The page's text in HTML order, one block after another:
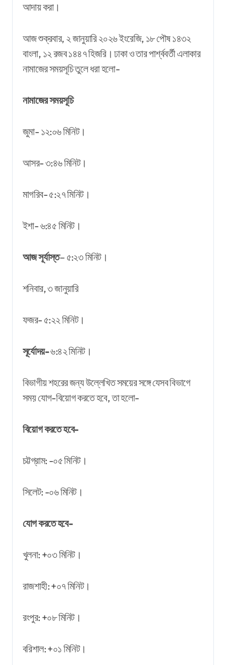
আদায় করা।
আজ শুক্রবার, ২ জানুয়ারি ২০২৬ ইংরেজি, ১৮ পৌষ ১৪৩২
বাংলা, ১২ রজব ১৪৪৭ হিজরি। ঢাকা ও তার পার্শ্ববর্তী এলাকার
নামাজের সময়সূচি তুলে ধরা হলো-
নামাজের সময়সূচি
জুমা- ১২:০৬ মিনিট।
আসর- ৩:৪৬ মিনিট।
মাগরিব- ৫:২৭ মিনিট।
ইশা- ৬:৪৫ মিনিট।
আজ সূর্যাস্ত– ৫:২৩ মিনিট।
শনিবার, ৩ জানুয়ারি
ফজর- ৫:২২ মিনিট।
সূর্যোদয়-৬:৪২ মিনিট।
বিভাগীয় শহরের জন্য উল্লেখিত সময়ের সঙ্গে যেসব বিভাগে
সময় যোগ-বিয়োগ করতে হবে, তা হলো-
বিয়োগ করতে হবে-
চট্টগ্রাম: -০৫ মিনিট।
সিলেট: -০৬ মিনিট।
যোগ করতে হবে-
খুলনা: +০৩ মিনিট।
রাজশাহী: +০৭ মিনিট।
রংপুর: +০৮ মিনিট।
বরিশাল: +০১ মিনিট।